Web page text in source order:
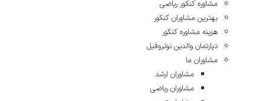
مشاوره کنکور ریاضی
بهترین مشاوران کنکور
هزینه مشاوره کنکور
دپارتمان والدین نوتروفیل
مشاوران ما
مشاوران ارشد
مشاوران ریاضی